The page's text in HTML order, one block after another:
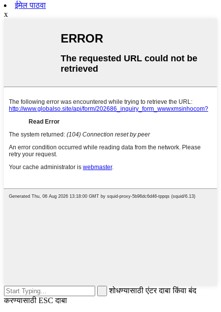
ईमेल पाठवा
x
शोधण्यासाठी एंटर दाबा किंवा बंद
करण्यासाठी ESC दाबा